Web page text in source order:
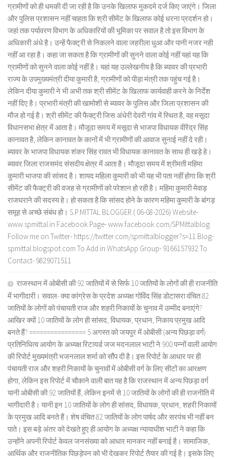
ग्रामीणों को ही धमकी दी जा रही है कि उनके खिलाफ मुकदमे दर्ज किए जाएंगे। जिला
और पुलिस प्रशासन नहीं चाहता कि श्री सीमेंट के खिलाफ कोई धरना प्रदर्शन हो।
जहां तक पर्यावरण विभाग के अधिकारियों की भूमिका पर सवाल है तो इस विभाग के
अधिकारी अंधे है। उन्हें फैक्ट्री से निकलने वाला जहरीला धुआ और पानी नजर नही
नहीं आ रहा है। कहा जा सकता है कि ग्रामीणों की सुनने वाला कोई नहीं यहां यह कि
ग्रामीणों को सुनने वाला कोई नहीं है। यहां यह उल्लेखनीय है कि ब्यावर की प्रभारी
राज्य के उपमुख्यमंत्री दीया कुमारी है, ग्रामीणों को पीड़ा मंत्री तक पहुंच गई है।
लेकिन दीया कुमारी ने भी अभी तक श्री सीमेंट के खिलाफ कार्यवाही करने के निर्देश
नहीं दिए है। प्रभारी मंत्री की खामोशी से ब्यावर के पुलिस और जिला प्रशासन की
मौज हो गई है। श्री सीमेंट की फैक्ट्री जिस अंधेरी देवरी गांव में स्थित है, वह मसूदा
विधानसभा क्षेत्र में आता है। मौजूदा समय में मसूदा से भाजपा विधायक वीरेंद्र सिंह
कानावत है, लेकिन कानावत के कानों में भी ग्रामीणों की आवाज सुनाई नहीं दे रही।
ब्यावर के भाजपा विधायक शंकर सिंह रावत भी विधायक कानावत के साथ ही खड़े हे।
ब्यावर जिला राजसमंद संसदीय क्षेत्र में आता है। मौजूदा समय में श्रीमती महिमा
कुमारी भाजपा की सांसद है। शायद महिला कुमारी को भी यह भी पता नहीं होगा कि श्री
सीमेंट की फैक्ट्री की वजह से ग्रामीणों को परेशान हो रही है। महिमा कुमारी मेवाड़
राजघराने की सदस्य हे। हो सकता है कि सांसद होने के कारण महिमा कुमारी के बांगड़
समूह से अच्छे संबंध हो। S.P.MITTAL BLOGGER ( 06-08-2026) Website-
www.spmittal.in Facebook Page- www.facebook.com/SPMittalblog
Follow me on Twitter- https://twitter.com/spmittalblogger?s=11 Blog-
spmittal.blogspot.com To Add in WhatsApp Group- 9166157932 To
Contact- 9829071511
राजस्थान में ओबीसी की 92 जातियों में से सिर्फ 10 जातियों के लोगों की ही राजनीति
में भागीदारी। सवाल- क्या कांग्रेस के प्रदेश अध्यक्ष गोविंद सिंह डोटासरा वंचित 82
जातियों के लोगों को पंचायती राज और शहरी निकायों के चुनाव में उम्मीद बनाएंगे?
आखिर क्यों 10 जातियों के लोग ही सांसद, विधायक, प्रधान, निकाय प्रमुख आदि
बनते हैं? ================ 5 अगस्त को जयपुर में ओबीसी (अन्य पिछड़ा वर्ग)
प्रतिनिधित्व आयोग के अध्यक्ष रिटायर्ड जज मदनलाल भाटी ने 900 पन्नों वाली आयोग
की रिपोर्ट मुख्यमंत्री भजनलाल शर्मा को सौंप दी है। इस रिपोर्ट के आधार पर ही
पंचायती राज और शहरी निकायों के चुनावों में ओबीसी वर्ग के लिए सीटों का आरक्षण
होगा, लेकिन इस रिपोर्ट में चौकाने वाली बात यह है कि राजस्थान में अन्य पिछड़ा वर्ग
यानी ओबीसी की 92 जातियों हैं, लेकिन इनमें से 10 जातियों के लोगों की ही राजनीति में
भागीदारी है। यानी इन 10 जातियों के लोग ही सांसद, विधायक, प्रधान, शहरी निकायों
के प्रमुख आदि बनते हैं। शेष वंचित 82 जातियों के लोग पार्षद और सरपंच भी नहीं बन
पाते। इस बड़े अंतर को देखते हुए ही आयोग के अध्यक्ष न्यायाधीश भाटी ने कहा कि
उन्होंने अपनी रिपोर्ट केवल जनसंख्या को आधार मानकर नहीं बनाई है। सामाजिक,
आर्थिक और राजनीतिक पिछड़ेपन को भी देखकर रिपोर्ट तैयार की गई है। इसके लिए